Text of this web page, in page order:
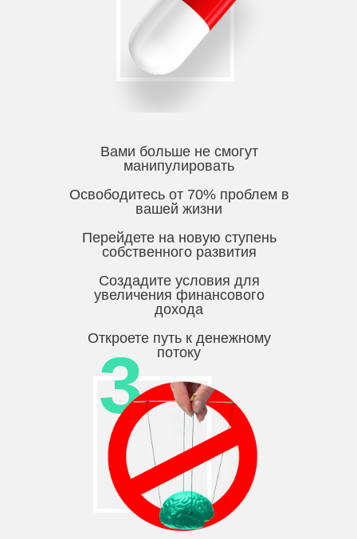
Вами больше не смогут
манипулировать
Освободитесь от 70% проблем в
вашей жизни
Перейдете на новую ступень
собственного развития
Создадите условия для
увеличения финансового
дохода
Откроете путь к денежному
потоку
3